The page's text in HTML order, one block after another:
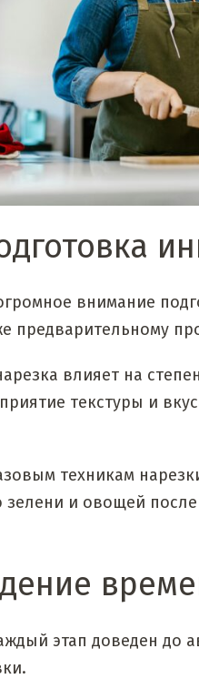
внимание
предварительному
влияет на
текстуры и
техникам
и овощей
этап доведен до